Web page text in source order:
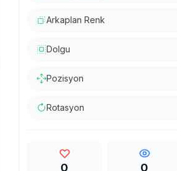
Arkaplan Renk
Dolgu
Pozisyon
Rotasyon
0 0